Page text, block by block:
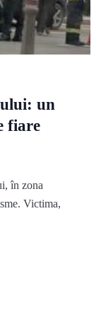
un
fiare
în zona
Victima,